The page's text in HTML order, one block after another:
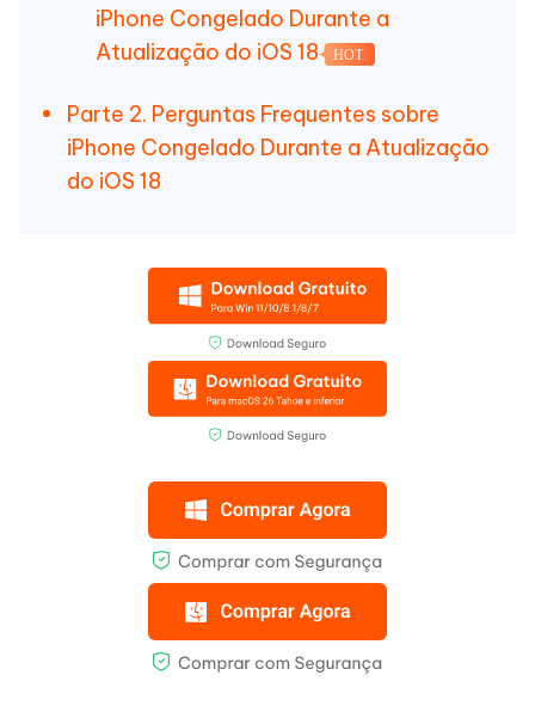
iPhone Congelado Durante a
Atualização do iOS 18
HOT
Parte 2. Perguntas Frequentes sobre
iPhone Congelado Durante a Atualização
do iOS 18